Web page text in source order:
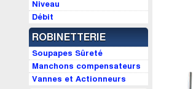
Niveau
Débit
ROBINETTERIE
Soupapes Sûreté
Manchons compensateurs
Vannes et Actionneurs